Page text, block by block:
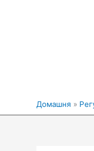
Домашня